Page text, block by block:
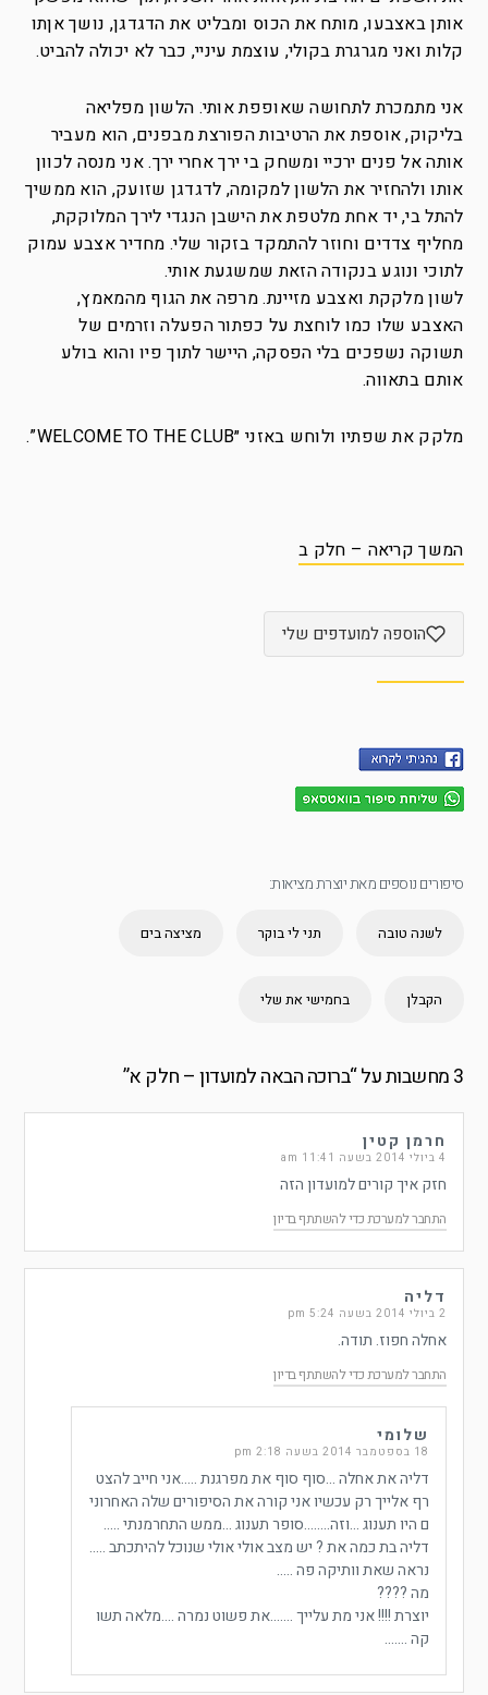
אותן באצבעו, מותח את הכוס ומבליט את הדגדגן, נושך אןתו
קלות ואני מגרגרת בקולי, עוצמת עיניי, כבר לא יכולה להביט.
אני מתמכרת לתחושה שאופפת אותי. הלשון מפליאה
בליקוק, אוספת את הרטיבות הפורצת מבפנים, הוא מעביר
אותה אל פנים ירכיי ומשחק בי ירך אחרי ירך. אני מנסה לכוון
אותו ולהחזיר את הלשון למקומה, לדגדגן שזועק, הוא ממשיך
להתל בי, יד אחת מלטפת את הישבן הנגדי לירך המלוקקת,
מחליף צדדים וחוזר להתמקד בזקור שלי. מחדיר אצבע עמוק
לתוכי ונוגע בנקודה הזאת שמשגעת אותי.
לשון מלקקת ואצבע מזיינת. מרפה את הגוף מהמאמץ,
האצבע שלו כמו לוחצת על כפתור הפעלה וזרמים של
תשוקה נשפכים בלי הפסקה, היישר לתוך פיו והוא בולע
אותם בתאווה.
מלקק את שפתיו ולוחש באזני ״WELCOME TO THE CLUB”.
המשך קריאה – חלק ב
הוספה למועדפים שלי
סיפורים נוספים מאת יוצרת מציאות:
לשנה טובה תני לי בוקר מציצה בים
הקבלן בחמישי את שלי
3 מחשבות על “ ברוכה הבאה למועדון – חלק א”
חרמן קטין
4 ביולי 2014 בשעה 11:41 am
חזק איך קורים למועדון הזה
התחבר למערכת כדי להשתתף בדיון
דליה
2 ביולי 2014 בשעה 5:24 pm
אחלה חפוז. תודה.
התחבר למערכת כדי להשתתף בדיון
שלומי
18 בספטמבר 2014 בשעה 2:18 pm
דליה את אחלה …סוף סוף את מפרגנת …..אני חייב להצט
רף אלייך רק עכשיו אני קורה את הסיפורים שלה האחרוני
ם היו תענוג …וזה……..סופר תענוג …ממש התחרמנתי …..
דליה בת כמה את ? יש מצב אולי אולי שנוכל להיתכתב …..
נראה שאת וותיקה פה …..
מה ????
יוצרת !!!! אני מת עלייך …….את פשוט נמרה ….מלאה תשו
קה …….